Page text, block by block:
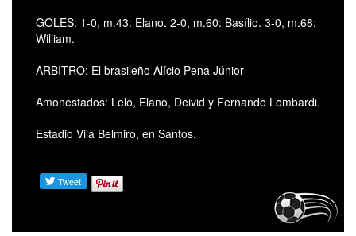
GOLES: 1-0, m.43: Elano. 2-0, m.60: Basí­lio. 3-0, m.68:
William.
ARBITRO: El brasileño Alí­cio Pena Júnior
Amonestados: Lelo, Elano, Deivid y Fernando Lombardi.
Estadio Vila Belmiro, en Santos.